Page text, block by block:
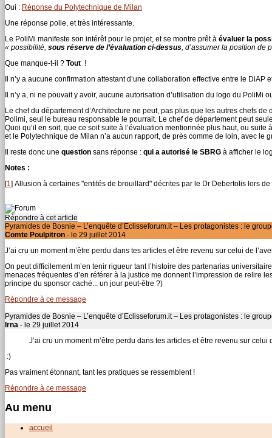
Oui : Réponse du Polytechnique de Milan
Une réponse polie, et très intéressante.
Le PoliMi manifeste son intérêt pour le projet, et se montre prêt à évaluer la
« possibilité, sous réserve de l’évaluation ci-dessus , d’assumer la position de
Que manque-t-il ? Tout !
Il n’y a aucune confirmation attestant d’une collaboration effective entre le DiAP
Il n’y a, ni ne pouvait y avoir, aucune autorisation d’utilisation du logo du PoliMi
Le chef du département d’Architecture ne peut, pas plus que les autres chefs
Polimi, seul le bureau responsable le pourrait. Le chef de département peut
Quoi qu’il en soit, que ce soit suite à l’évaluation mentionnée plus haut, ou
et le Polytechnique de Milan n’a aucun rapport, de près comme de loin, avec le
Il reste donc une question sans réponse : qui a autorisé le SBRG à afficher le
Notes :
[1 ] Allusion à certaines "entités de brouillard" décrites par le Dr Debertolis lors
Répondre à cet article
Pyramides de Bosnie – L’enquête d’Eclisseforum.it – Les protagonistes : le
Comte Poulpitron - le 29 juillet 2014
J’ai cru un moment m’être perdu dans tes articles et être revenu sur celui de
On peut difficilement m’en tenir rigueur tant l’histoire des partenarias
menaces fréquentes d’en référer à la justice me donnent l’impression de relire
principe du sponsor caché... un jour peut-être ?)
Répondre à ce message
Pyramides de Bosnie – L’enquête d’Eclisseforum.it – Les protagonistes : le
Irna - le 29 juillet 2014
J’ai cru un moment m’être perdu dans tes articles et être revenu sur celui
:)
Pas vraiment étonnant, tant les pratiques se ressemblent !
Répondre à ce message
Au menu
accueil